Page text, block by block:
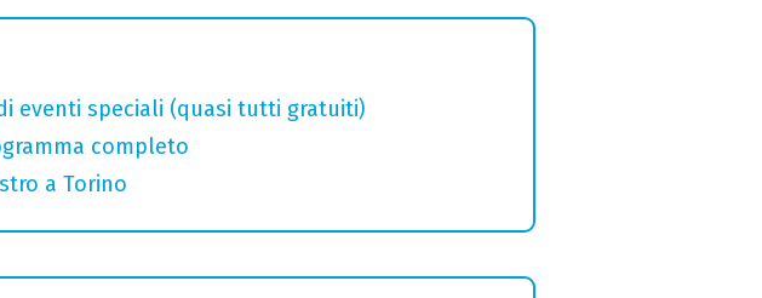
eventi speciali (quasi tutti gratuiti)
completo
a Torino